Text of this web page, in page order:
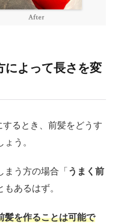
によって長さを変
るとき、前髪をどうす
う。
まう方の場合「うまく前
あるはず。
髪を作ることは可能で